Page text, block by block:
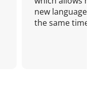
new language
the same time!